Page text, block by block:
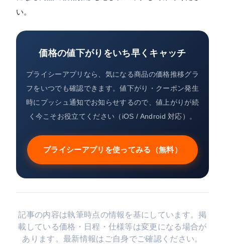
い。
価格の値下がりをいち早くキャッチ
プライシーアプリなら、気になる商品の価格推移グラ
フをいつでも確認できます。値下がり・クーポン発生
時にプッシュ通知でお知らせするので、値上がりが続
く今こそお役立てください（iOS / Android 対応）。
プライシーアプリを使ってみる（無料）
記事の内容は執筆時点の情報を基にしています。掲
載している価格・日程・仕様等は変更になる場合が
あります。最新情報はご自身でご確認ください。